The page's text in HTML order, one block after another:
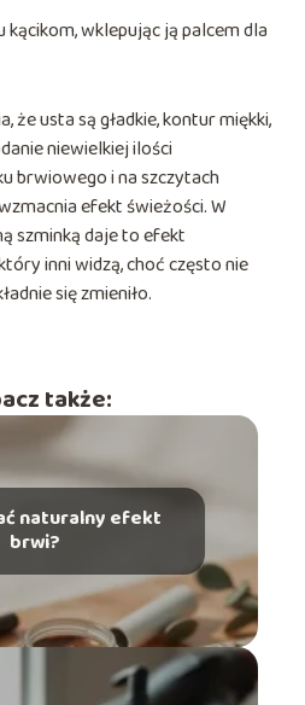
kącikom, wklepując ją palcem dla
że usta są gładkie, kontur miękki,
niewielkiej ilości
brwiowego i na szczytach
efekt świeżości. W
szminką daje to efekt
inni widzą, choć często nie
się zmieniło.
także:
naturalny efekt
brwi?